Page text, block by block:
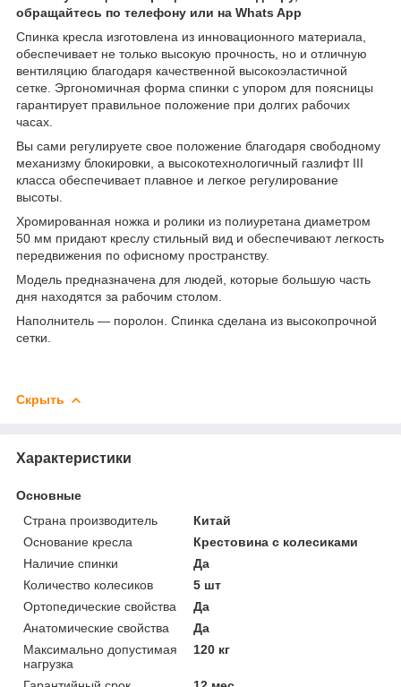
обращайтесь по телефону или на Whats App
Спинка кресла изготовлена из инновационного материала,
обеспечивает не только высокую прочность, но и отличную
вентиляцию благодаря качественной высокоэластичной
сетке. Эргономичная форма спинки с упором для поясницы
гарантирует правильное положение при долгих рабочих
часах.
Вы сами регулируете свое положение благодаря свободному
механизму блокировки, а высокотехнологичный газлифт III
класса обеспечивает плавное и легкое регулирование
высоты.
Хромированная ножка и ролики из полиуретана диаметром
50 мм придают креслу стильный вид и обеспечивают легкость
передвижения по офисному пространству.
Модель предназначена для людей, которые большую часть
дня находятся за рабочим столом.
Наполнитель — поролон. Спинка сделана из высокопрочной
сетки.
Скрыть
Характеристики
Основные
Страна производитель
Китай
Основание кресла
Крестовина с колесиками
Наличие спинки
Да
Количество колесиков
5 шт
Ортопедические свойства
Да
Анатомические свойства
Да
Максимально допустимая
нагрузка
120 кг